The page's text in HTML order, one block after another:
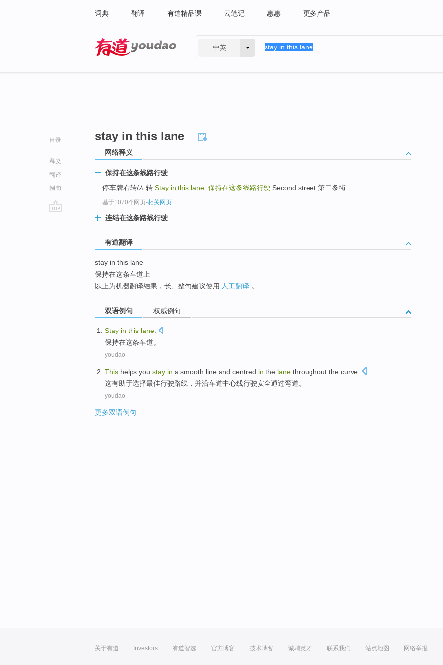
词典 翻译 有道精品课 云笔记 惠惠 更多产品
中英
目录
释义
翻译
例句
stay in this lane
网络释义
保持在这条线路行驶
停车牌右转/左转 Stay in this lane 保持在这条线路行驶 Second street 第二条街 ..
基于1070个网页-相关网页
连结在这条路线行驶
有道翻译
stay in this lane
保持在这条车道上
以上为机器翻译结果，长、整句建议使用 人工翻译 。
双语例句 权威例句
Stay in this lane
保持在这条车道。
youdao
This helps you stay in a smooth line and centred in the lane throughout the curve
这有助于选择最佳行驶路线 ， 并沿车道中心线行驶安全通过弯道。
youdao
更多双语例句
关于有道 Investors 有道智选 官方博客 技术博客 诚聘英才 联系我们 站点地图 网络举报